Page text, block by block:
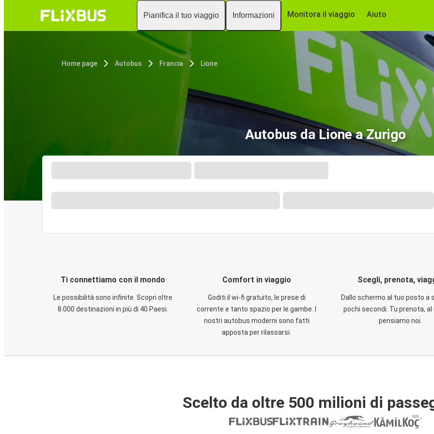
Pianifica il tuo viaggio Informazioni Monitora il viaggio Aiuto
Home page Autobus Francia Lione
Autobus da Lione a Zurigo
Ti connettiamo con il mondo
Le possibilità sono infinite. Scopri oltre
8.000 destinazioni in più di 40 Paesi.
Comfort in viaggio
Goditi il wi-fi gratuito, le prese di
corrente e tanto spazio per le gambe. I
nostri autobus moderni sono fatti
apposta per rilassarsi.
Scegli, prenota,
Dallo schermo al tuo posto a
pochi secondi. Tu prenota,
pensiamo noi.
Scelto da oltre 500 milioni di